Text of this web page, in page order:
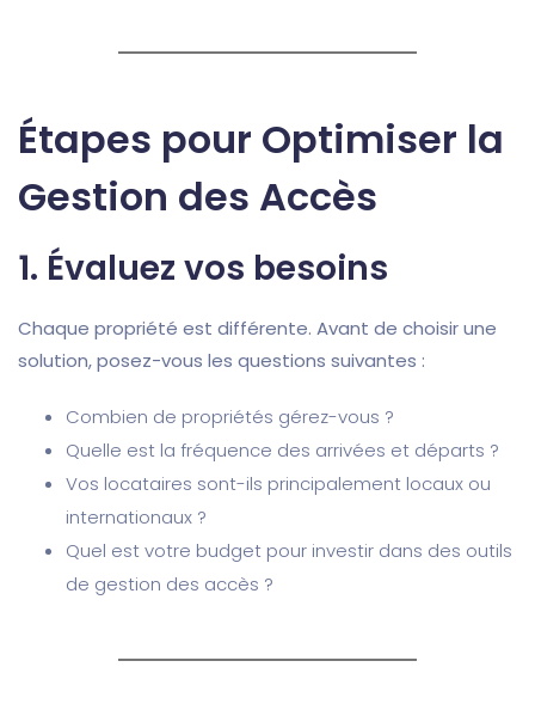
Étapes pour Optimiser la
Gestion des Accès
1. Évaluez vos besoins
Chaque propriété est différente. Avant de choisir une
solution, posez-vous les questions suivantes :
Combien de propriétés gérez-vous ?
Quelle est la fréquence des arrivées et départs ?
Vos locataires sont-ils principalement locaux ou
internationaux ?
Quel est votre budget pour investir dans des outils
de gestion des accès ?